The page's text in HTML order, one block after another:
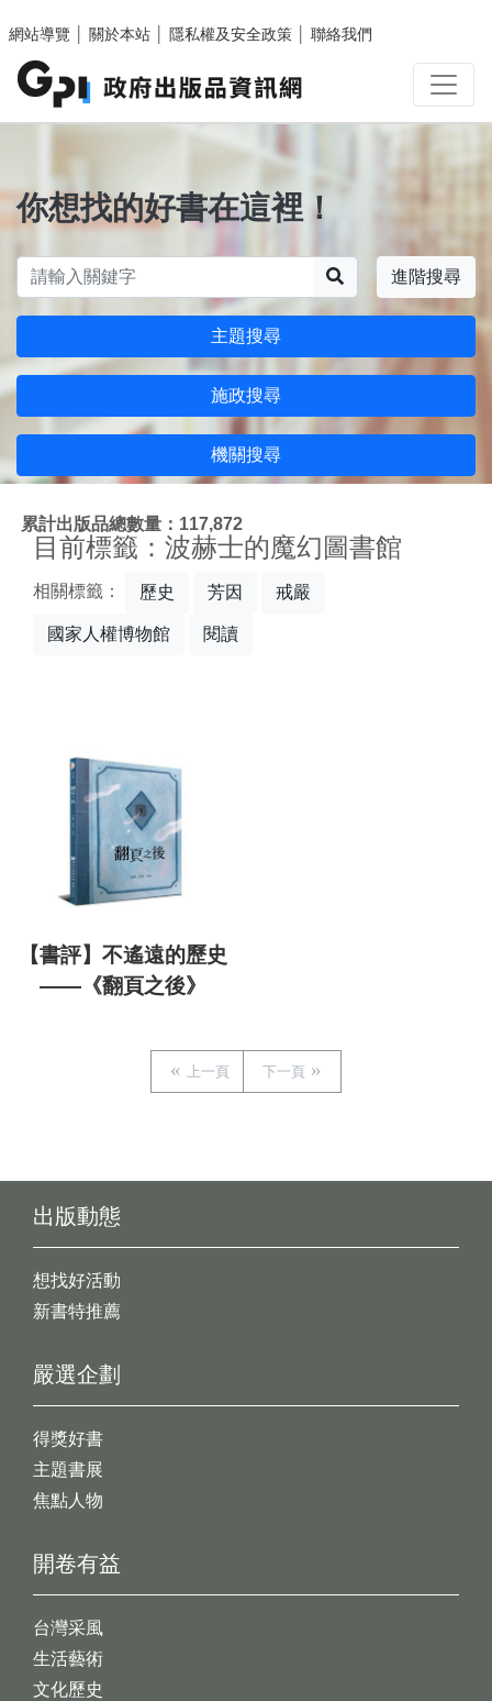
網站導覽
關於本站 隱私權及安全政策 聯絡我們
你想找的好書在這裡！
進階搜尋
主題搜尋
施政搜尋
機關搜尋
累計出版品總數量：117,872
目前標籤：波赫士的魔幻圖書館
相關標籤： 歷史 芳因 戒嚴
國家人權博物館 閱讀
【書評】不遙遠的歷史
——《翻頁之後》
上一頁 下一頁
出版動態
想找好活動
新書特推薦
開卷有益
台灣采風
生活藝術
文化歷史
嚴選企劃
得獎好書
主題書展
焦點人物